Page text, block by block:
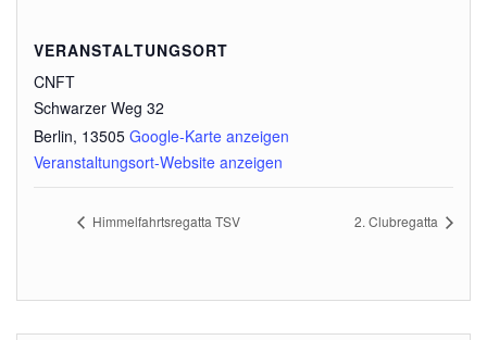
VERANSTALTUNGSORT
CNFT
Schwarzer Weg 32
Berlin, 13505 Google-Karte anzeigen
Veranstaltungsort-Website anzeigen
Himmelfahrtsregatta TSV 2. Clubregatta